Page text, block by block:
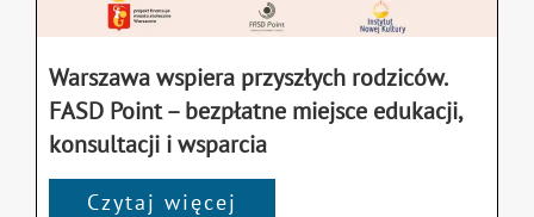
Warszawa wspiera przyszłych rodziców.
FASD Point – bezpłatne miejsce edukacji,
konsultacji i wsparcia
Czytaj więcej